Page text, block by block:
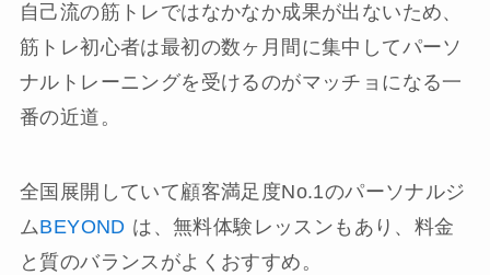
自己流の筋トレではなかなか成果が出ないため、
筋トレ初心者は最初の数ヶ月間に集中してパーソ
ナルトレーニングを受けるのがマッチョになる一
番の近道。
全国展開していて顧客満足度No.1のパーソナルジ
ムBEYOND は、無料体験レッスンもあり、料金
と質のバランスがよくおすすめ。